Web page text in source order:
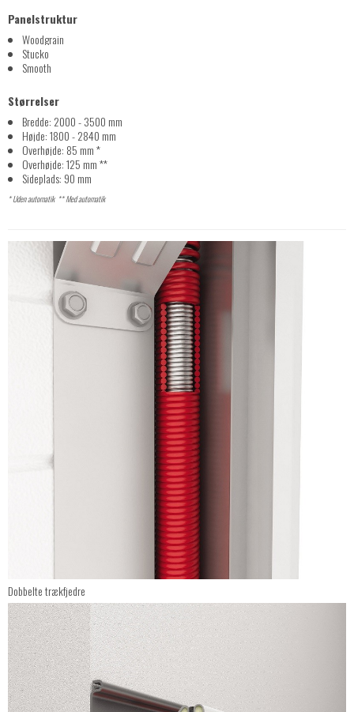
Panelstruktur
Woodgrain
Stucko
Smooth
Størrelser
Bredde: 2000 - 3500 mm
Højde: 1800 - 2840 mm
Overhøjde: 85 mm *
Overhøjde: 125 mm **
Sideplads: 90 mm
* Uden automatik ** Med automatik
Dobbelte trækfjedre